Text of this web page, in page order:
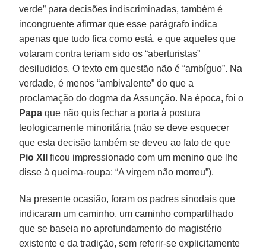
verde” para decisões indiscriminadas, também é
incongruente afirmar que esse parágrafo indica
apenas que tudo fica como está, e que aqueles que
votaram contra teriam sido os “aberturistas”
desiludidos. O texto em questão não é “ambíguo”. Na
verdade, é menos “ambivalente” do que a
proclamação do dogma da Assunção. Na época, foi o
Papa que não quis fechar a porta à postura
teologicamente minoritária (não se deve esquecer
que esta decisão também se deveu ao fato de que
Pio XII
ficou impressionado com um menino que lhe
disse à queima-roupa: “A virgem não morreu”).
Na presente ocasião, foram os padres sinodais que
indicaram um caminho, um caminho compartilhado
que se baseia no aprofundamento do magistério
existente e da tradição, sem referir-se explicitamente